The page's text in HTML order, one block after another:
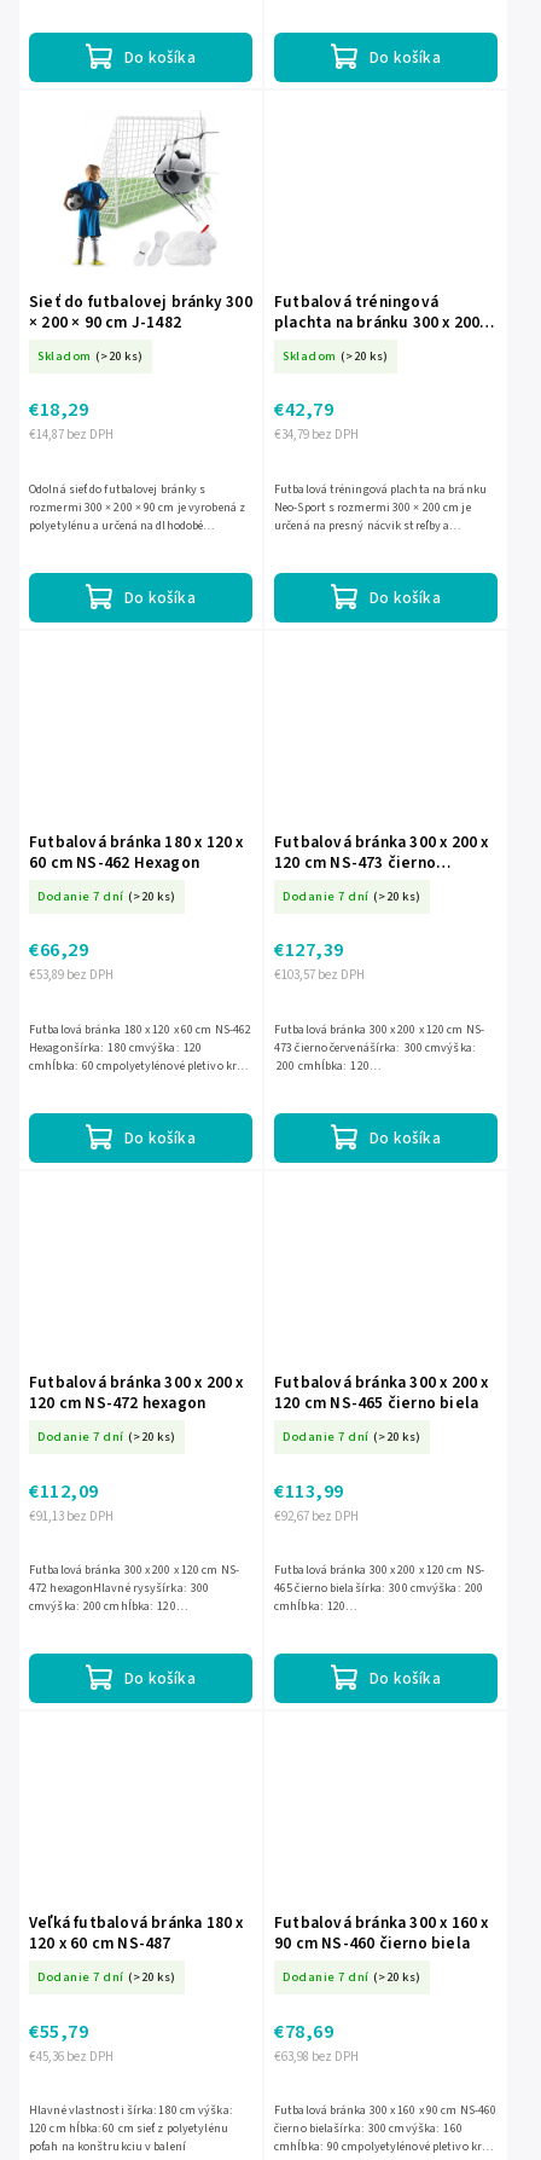
Do košíka Do košíka
Sieť do futbalovej bránky 300
× 200 × 90 cm J-1482
Skladom (>20 ks)
€14,87 bez DPH
€18,29
Do košíka
Odolná sieť do futbalovej bránky s
rozmermi 300 × 200 × 90 cm je vyrobená z
polyetylénu a určená na dlhodobé
Futbalová tréningová
plachta na bránku 300 x 200
Skladom (>20 ks)
€34,79 bez DPH
€42,79
Do košíka
Futbalová tréningová plachta na bránku
Neo-Sport s rozmermi 300 × 200 cm je
určená na presný nácvik streľby a
Futbalová bránka 180 x 120 x
60 cm NS-462 Hexagon
Dodanie 7 dní (>20 ks)
€53,89 bez DPH
€66,29
Do košíka
Futbalová bránka 180 x 120 x 60 cm NS-462
Hexagonšírka: 180 cmvýška: 120
cmhĺbka: 60 cmpolyetylénové pletivo kryt
Futbalová bránka 300 x 200 x
120 cm NS-473 čierno
Dodanie 7 dní (>20 ks)
€103,57 bez DPH
€127,39
Do košíka
Futbalová bránka 300 x 200 x 120 cm NS-
473 čierno červenášírka: 300 cmvýška:
200 cmhĺbka: 120
Futbalová bránka 300 x 200 x
120 cm NS-472 hexagon
Dodanie 7 dní (>20 ks)
€91,13 bez DPH
€112,09
Do košíka
Futbalová bránka 300 x 200 x 120 cm NS-
472 hexagonHlavné rysyšírka: 300
cmvýška: 200 cmhĺbka: 120
Futbalová bránka 300 x 200 x
120 cm NS-465 čierno biela
Dodanie 7 dní (>20 ks)
€92,67 bez DPH
€113,99
Do košíka
Futbalová bránka 300 x 200 x 120 cm NS-
465 čierno bielašírka: 300 cmvýška: 200
cmhĺbka: 120
Veľká futbalová bránka 180 x
120 x 60 cm NS-487
Dodanie 7 dní (>20 ks)
€45,36 bez DPH
€55,79
Hlavné vlastnosti šírka: 180 cm výška:
120 cm hĺbka: 60 cm sieť z polyetylénu
poťah na konštrukciu v balení
Futbalová bránka 300 x 160 x
90 cm NS-460 čierno biela
Dodanie 7 dní (>20 ks)
€63,98 bez DPH
€78,69
Futbalová bránka 300 x 160 x 90 cm NS-460
čierno bielašírka: 300 cmvýška: 160
cmhĺbka: 90 cmpolyetylénové pletivo kryt